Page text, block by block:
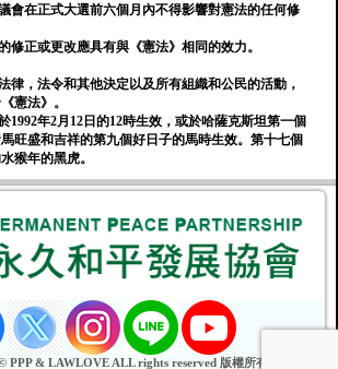
會在正式大選前六個月內不得影響對憲法的任何修
修正或更改應具有與《憲法》相同的效力。
律，法令和其他決定以及所有組織和公民的活動，
憲法》。
1992年2月12日的12時生效，或於哈薩克斯坦第一個
旺盛和吉祥的第九個好日子的馬時生效。第十七個
猴年的黑虎。
PPP & LAWLOVE ALL rights reserved 版權所有